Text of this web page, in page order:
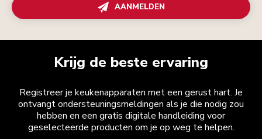
AANMELDEN
Krijg de beste ervaring
Registreer je keukenapparaten met een gerust hart. Je
ontvangt ondersteuningsmeldingen als je die nodig zou
hebben en een gratis digitale handleiding voor
geselecteerde producten om je op weg te helpen.